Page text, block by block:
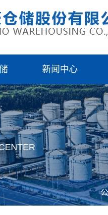
新闻中心